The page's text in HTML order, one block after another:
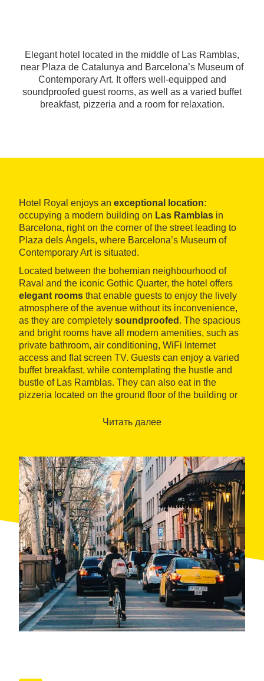
Elegant hotel located in the middle of Las Ramblas,
near Plaza de Catalunya and Barcelona’s Museum of
Contemporary Art. It offers well-equipped and
soundproofed guest rooms, as well as a varied buffet
breakfast, pizzeria and a room for relaxation.
Hotel Royal enjoys an exceptional location:
occupying a modern building on Las Ramblas in
Barcelona, right on the corner of the street leading to
Plaza dels Àngels, where Barcelona’s Museum of
Contemporary Art is situated.
Located between the bohemian neighbourhood of
Raval and the iconic Gothic Quarter, the hotel offers
elegant rooms that enable guests to enjoy the lively
atmosphere of the avenue without its inconvenience,
as they are completely soundproofed . The spacious
and bright rooms have all modern amenities, such as
private bathroom, air conditioning, WiFi Internet
access and flat screen TV. Guests can enjoy a varied
buffet breakfast, while contemplating the hustle and
bustle of Las Ramblas. They can also eat in the
pizzeria located on the ground floor of the building or
Читать далее